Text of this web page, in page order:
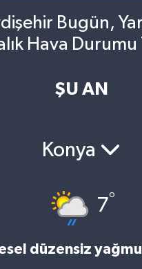
Bugün,
Hava Durumu
ŞU AN
Konya
7°
düzensiz
Yoğunluk Haritası
Puan Durumu ve